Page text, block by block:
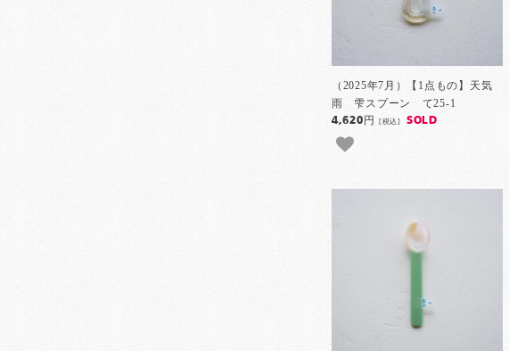
（2025年7月）【1点もの】天気
雨 雫スプーン て25-1
4,620円[税込] SOLD